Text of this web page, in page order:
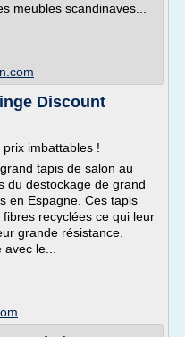
meubles scandinaves...
Discount
imbattables !
tapis de salon au
du destockage de grand
en Espagne. Ces tapis
recyclées ce qui leur
grande résistance.
le...